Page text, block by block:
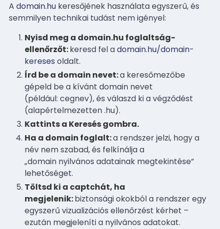
A domain.hu keresőjének használata egyszerű, és
semmilyen technikai tudást nem igényel:
Nyisd meg a domain.hu foglaltság-
ellenőrzőt:keresd fel adomain.hu/domain-
kereses oldalt.
Írd be a domain nevet:a keresőmezőbe
gépeld be a kívánt domain nevet
(például: cegnev), és válaszd ki a végződést
(alapértelmezetten .hu).
Kattints a Keresés gombra.
Ha a domain foglalt:a rendszer jelzi, hogy a
név nem szabad, és felkínálja a
„domain nyilvános adatainak megtekintése”
lehetőséget.
Töltsd ki a captchát, ha
megjelenik:biztonsági okokból a rendszer egy
egyszerű vizualizációs ellenőrzést kérhet –
ezután megjeleníti a nyilvános adatokat.